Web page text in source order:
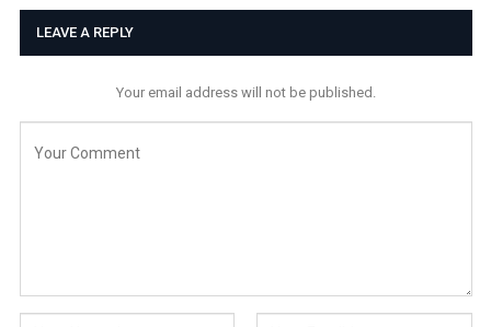
LEAVE A REPLY
Your email address will not be published.